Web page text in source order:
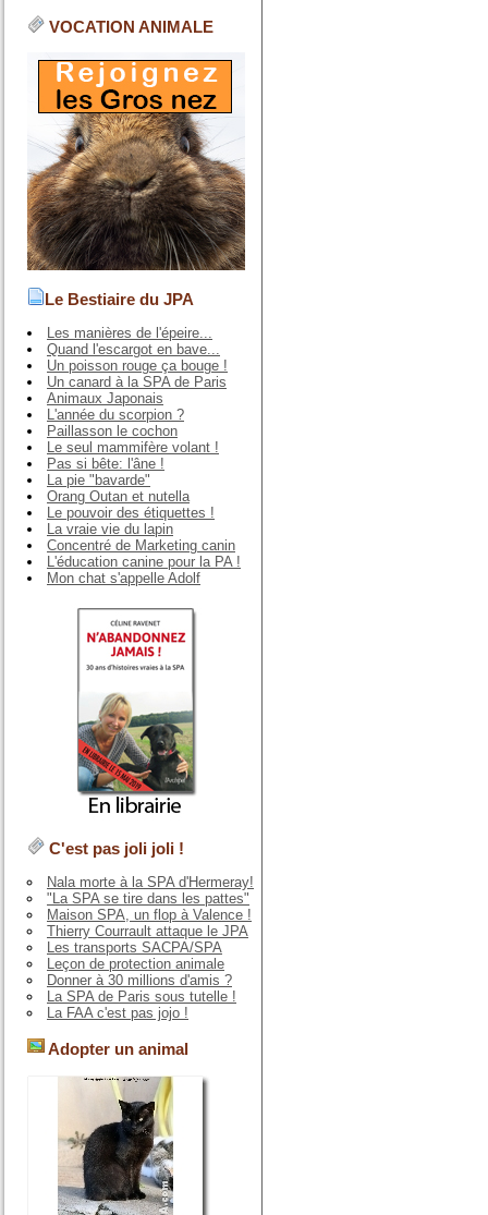
VOCATION ANIMALE
Le Bestiaire du JPA
Les manières de l'épeire...
Quand l'escargot en bave...
Un poisson rouge ça bouge !
Un canard à la SPA de Paris
Animaux Japonais
L'année du scorpion ?
Paillasson le cochon
Le seul mammifère volant !
Pas si bête: l'âne !
La pie "bavarde"
Orang Outan et nutella
Le pouvoir des étiquettes !
La vraie vie du lapin
Concentré de Marketing canin
L'éducation canine pour la PA !
Mon chat s'appelle Adolf
C'est pas joli joli !
Nala morte à la SPA d'Hermeray!
"La SPA se tire dans les pattes"
Maison SPA, un flop à Valence !
Thierry Courrault attaque le JPA
Les transports SACPA/SPA
Leçon de protection animale
Donner à 30 millions d'amis ?
La SPA de Paris sous tutelle !
La FAA c'est pas jojo !
Adopter un animal